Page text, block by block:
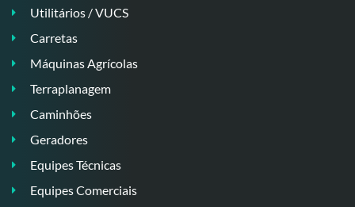
Utilitários / VUCS
Carretas
Máquinas Agrícolas
Terraplanagem
Caminhões
Geradores
Equipes Técnicas
Equipes Comerciais